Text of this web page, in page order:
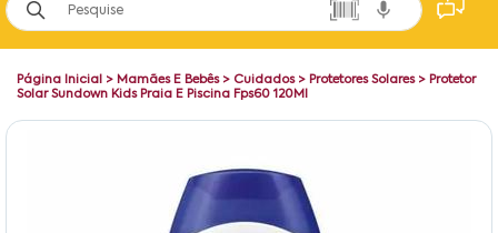
Alagoas
Bahia
Página Inicial > Mamães E Bebês> Cuidados> Protetores Solares> Protetor
Solar Sundown Kids Praia E Piscina Fps60 120Ml